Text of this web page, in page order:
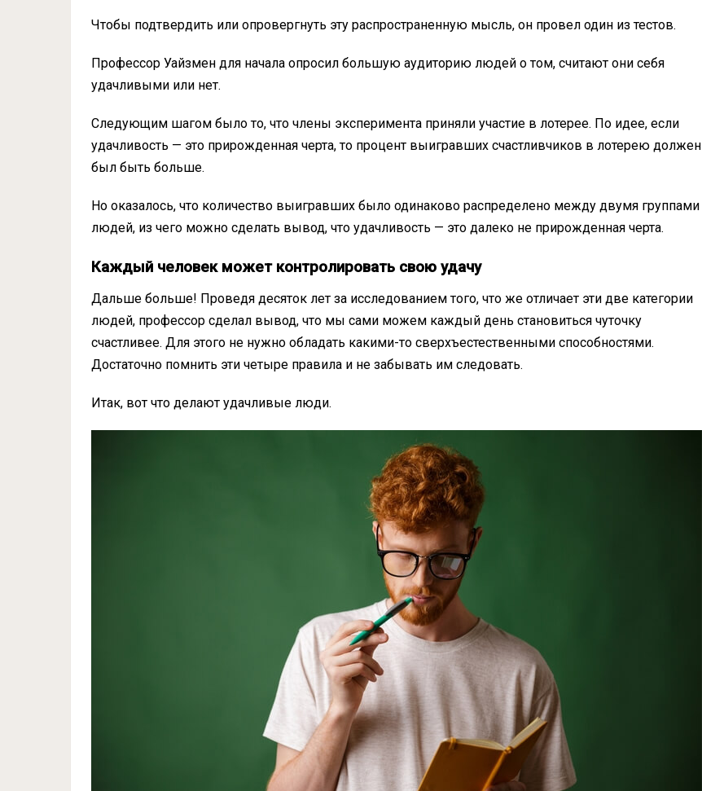
Чтобы подтвердить или опровергнуть эту распространенную мысль, он провел один из тестов.
Профессор Уайзмен для начала опросил большую аудиторию людей о том, считают они себя
удачливыми или нет.
Следующим шагом было то, что члены эксперимента приняли участие в лотерее. По идее, если
удачливость — это прирожденная черта, то процент выигравших счастливчиков в лотерею должен
был быть больше.
Но оказалось, что количество выигравших было одинаково распределено между двумя группами
людей, из чего можно сделать вывод, что удачливость — это далеко не прирожденная черта.
Каждый человек может контролировать свою удачу
Дальше больше! Проведя десяток лет за исследованием того, что же отличает эти две категории
людей, профессор сделал вывод, что мы сами можем каждый день становиться чуточку
счастливее. Для этого не нужно обладать какими-то сверхъестественными способностями.
Достаточно помнить эти четыре правила и не забывать им следовать.
Итак, вот что делают удачливые люди.